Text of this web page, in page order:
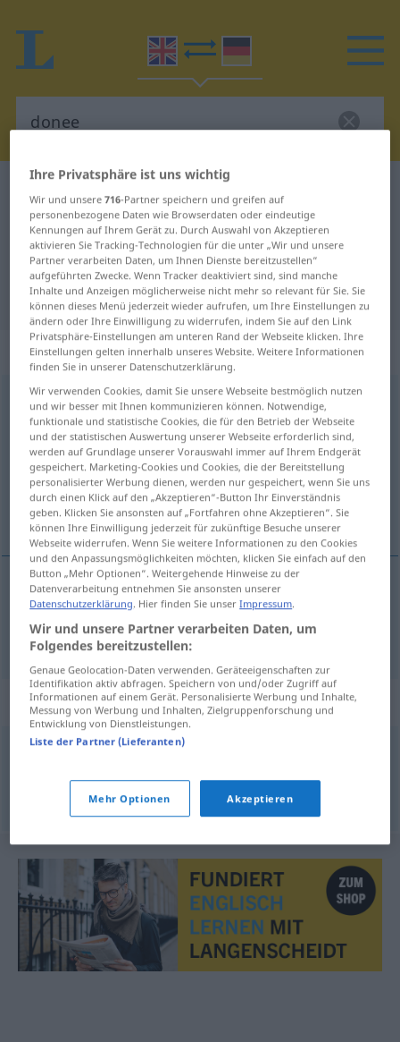
Englisch-Deutsch Übersetzung für
"donee"
"donee" Deutsch Übersetzung
„donee“: noun
donee [douˈniː]s
Übersicht aller Übersetzungen
(Für mehr Details die Übersetzung anklicken/antippen)
Schenkungs-, Geschenksempfängerin,
Beschenkte
Schenkungs-, Geschenksempfänger(in),
Beschenkte(r)
donee JUR
Synonyme für "donee"
© Princeton University
Ihre Privatsphäre ist uns wichtig
Wir und unsere716-Partner speichern und greifen auf
personenbezogene Daten wie Browserdaten oder eindeutige
Kennungen auf Ihrem Gerät zu. Durch Auswahl von Akzeptieren
aktivieren Sie Tracking-Technologien für die unter „Wir und unsere
Partner verarbeiten Daten, um Ihnen Dienste bereitzustellen“
aufgeführten Zwecke. Wenn Tracker deaktiviert sind, sind manche
Inhalte und Anzeigen möglicherweise nicht mehr so relevant für Sie. Sie
können dieses Menü jederzeit wieder aufrufen, um Ihre Einstellungen zu
ändern oder Ihre Einwilligung zu widerrufen, indem Sie auf den Link
Privatsphäre-Einstellungen am unteren Rand der Webseite klicken. Ihre
Einstellungen gelten innerhalb unseres Website. Weitere Informationen
finden Sie in unserer Datenschutzerklärung.
Wir verwenden Cookies, damit Sie unsere Webseite bestmöglich nutzen
und wir besser mit Ihnen kommunizieren können. Notwendige,
funktionale und statistische Cookies, die für den Betrieb der Webseite
und der statistischen Auswertung unserer Webseite erforderlich sind,
werden auf Grundlage unserer Vorauswahl immer auf Ihrem Endgerät
gespeichert. Marketing-Cookies und Cookies, die der Bereitstellung
personalisierter Werbung dienen, werden nur gespeichert, wenn Sie uns
durch einen Klick auf den „Akzeptieren“-Button Ihr Einverständnis
geben. Klicken Sie ansonsten auf „Fortfahren ohne Akzeptieren“. Sie
können Ihre Einwilligung jederzeit für zukünftige Besuche unserer
Webseite widerrufen. Wenn Sie weitere Informationen zu den Cookies
und den Anpassungsmöglichkeiten möchten, klicken Sie einfach auf den
Button „Mehr Optionen“. Weitergehende Hinweise zu der
Datenverarbeitung entnehmen Sie ansonsten unserer
Datenschutzerklärung. Hier finden Sie unserImpressum.
Wir und unsere Partner verarbeiten Daten, um
Folgendes bereitzustellen:
Genaue Geolocation-Daten verwenden. Geräteeigenschaften zur
Identifikation aktiv abfragen. Speichern von und/oder Zugriff auf
Informationen auf einem Gerät. Personalisierte Werbung und Inhalte,
Messung von Werbung und Inhalten, Zielgruppenforschung und
Entwicklung von Dienstleistungen.
Liste der Partner (Lieferanten)
Mehr Optionen Akzeptieren